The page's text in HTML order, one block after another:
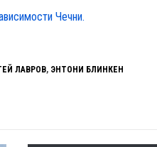
Чечни.
ЛАВРОВ, ЭНТОНИ БЛИНКЕН